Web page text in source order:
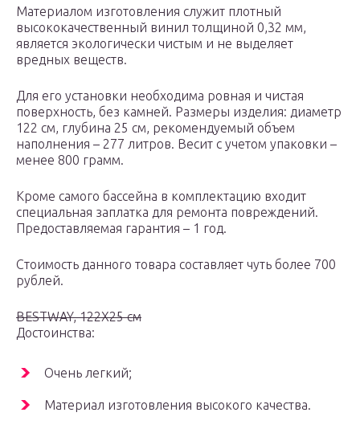
Материалом изготовления служит плотный
высококачественный винил толщиной 0,32 мм,
является экологически чистым и не выделяет
вредных веществ.
Для его установки необходима ровная и чистая
поверхность, без камней. Размеры изделия: диаметр
122 см, глубина 25 см, рекомендуемый объем
наполнения – 277 литров. Весит с учетом упаковки –
менее 800 грамм.
Кроме самого бассейна в комплектацию входит
специальная заплатка для ремонта повреждений.
Предоставляемая гарантия – 1 год.
Стоимость данного товара составляет чуть более 700
рублей.
BESTWAY, 122Х25 см
Достоинства:
Очень легкий;
Материал изготовления высокого качества.